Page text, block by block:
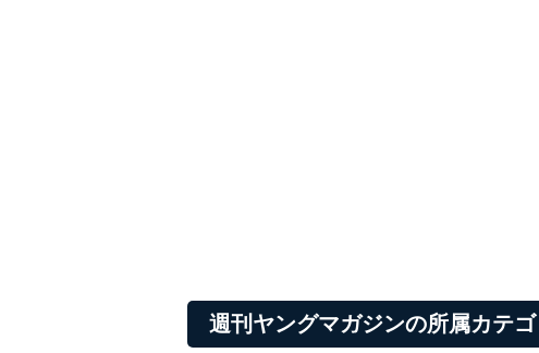
機器に標準装備されている
システムを使用する従業者を
個人データを取り扱う機器等
当社は、内部監査及びマネジメン
の状態を維持します。
週刊ヤングマガジンの所属カテ